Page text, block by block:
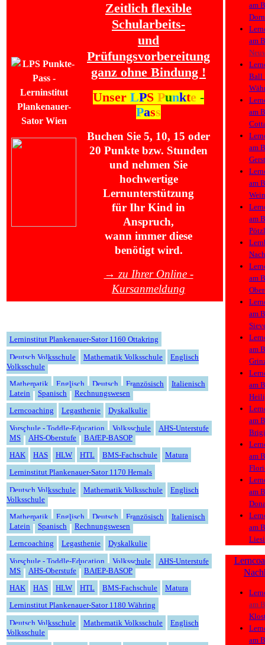
Zeitlich flexible
Schularbeits-
und
Prüfungsvorbereitung
ganz ohne Bindung !
Unser LPS Punkte -
Pass
Buchen Sie 5, 10, 15 oder
20 Punkte bzw. Stunden
und nehmen Sie
hochwertige
Lernunterstützung
für Ihr Kind in
Anspruch,
wann immer diese
benötigt wird.
→ zu Ihrer Online -
Kursanmeldung
Lerninstitut Plankenauer-Sator 1160 Ottakring
Deutsch Volksschule
Mathematik Volksschule
Englisch
Volksschule
Mathematik
Englisch Deutsch Französisch
Italienisch
Latein
Spanisch
Rechnungswesen
Lerncoaching
Legasthenie
Dyskalkulie
Vorschule - Toddle-Education
Volksschule
AHS-Unterstufe
MS
AHS-Oberstufe
BAfEP-BASOP
HAK
HAS HLW HTL BMS-Fachschule
Matura
Lerninstitut Plankenauer-Sator 1170 Hernals
Deutsch Volksschule
Mathematik Volksschule
Englisch
Volksschule
Mathematik
Englisch Deutsch Französisch
Italienisch
Latein
Spanisch
Rechnungswesen
Lerncoaching
Legasthenie
Dyskalkulie
Vorschule - Toddle-Education
Volksschule
AHS-Unterstufe
MS
AHS-Oberstufe
BAfEP-BASOP
HAK
HAS HLW HTL BMS-Fachschule
Matura
Lerninstitut Plankenauer-Sator 1180 Währing
Deutsch Volksschule
Mathematik Volksschule
Englisch
Volksschule
am
Lern
am
Lern
Ball
Lern
am
Lern
am
Lern
am
Lern
am
Lern
Nach
Lern
am
Lern
am
Lern
am
Lern
am
Lern
am
Lern
am
Lern
am
Lern
am
Lern
Nach
Lern
am
Lern
am